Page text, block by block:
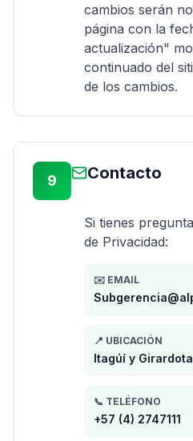
cambios serán
página con la
actualización"
continuado del
de los cambios.
9 Contacto
Si tienes
de Privacidad:
✉️ EMAIL
📍 UBICACIÓN
Itagúí y
📞 TELÉFONO
+57 (4) 2747111